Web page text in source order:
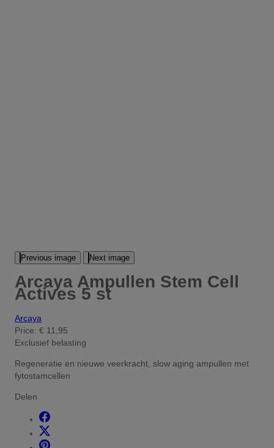
Previous image Next image
Arcaya Ampullen Stem Cell
Actives 5 st
Arcaya
Price: € 11,95
Exclusief belasting
Regeneratie en nieuwe veerkracht, slow aging ampullen met
fytostamcellen
Delen